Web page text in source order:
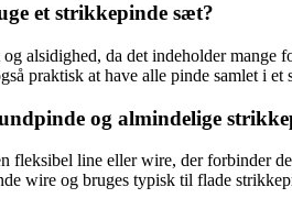
et strikkepinde sæt?
alsidighed, da det indeholder mange
praktisk at have alle pinde samlet i
og almindelige
fleksibel line eller wire, der forbinder
wire og bruges typisk til flade